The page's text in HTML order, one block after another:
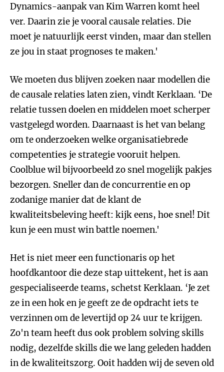
Dynamics-aanpak van Kim Warren komt heel
ver. Daarin zie je vooral causale relaties. Die
moet je natuurlijk eerst vinden, maar dan stellen
ze jou in staat prognoses te maken.'
We moeten dus blijven zoeken naar modellen die
de causale relaties laten zien, vindt Kerklaan. ‘De
relatie tussen doelen en middelen moet scherper
vastgelegd worden. Daarnaast is het van belang
om te onderzoeken welke organisatiebrede
competenties je strategie vooruit helpen.
Coolblue wil bijvoorbeeld zo snel mogelijk pakjes
bezorgen. Sneller dan de concurrentie en op
zodanige manier dat de klant de
kwaliteitsbeleving heeft: kijk eens, hoe snel! Dit
kun je een must win battle noemen.'
Het is niet meer een functionaris op het
hoofdkantoor die deze stap uittekent, het is aan
gespecialiseerde teams, schetst Kerklaan. ‘Je zet
ze in een hok en je geeft ze de opdracht iets te
verzinnen om de levertijd op 24 uur te krijgen.
Zo'n team heeft dus ook problem solving skills
nodig, dezelfde skills die we lang geleden hadden
in de kwaliteitszorg. Ooit hadden wij de seven old